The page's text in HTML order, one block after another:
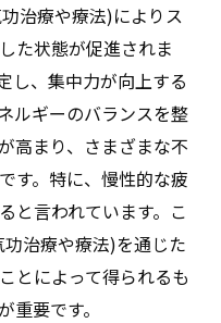
治療や療法)によりス
た状態が促進されま
し、集中力が向上する
ルギーのバランスを整
高まり、さまざまな不
す。特に、慢性的な疲
と言われています。こ
治療や療法)を通じた
とによって得られるも
要です。